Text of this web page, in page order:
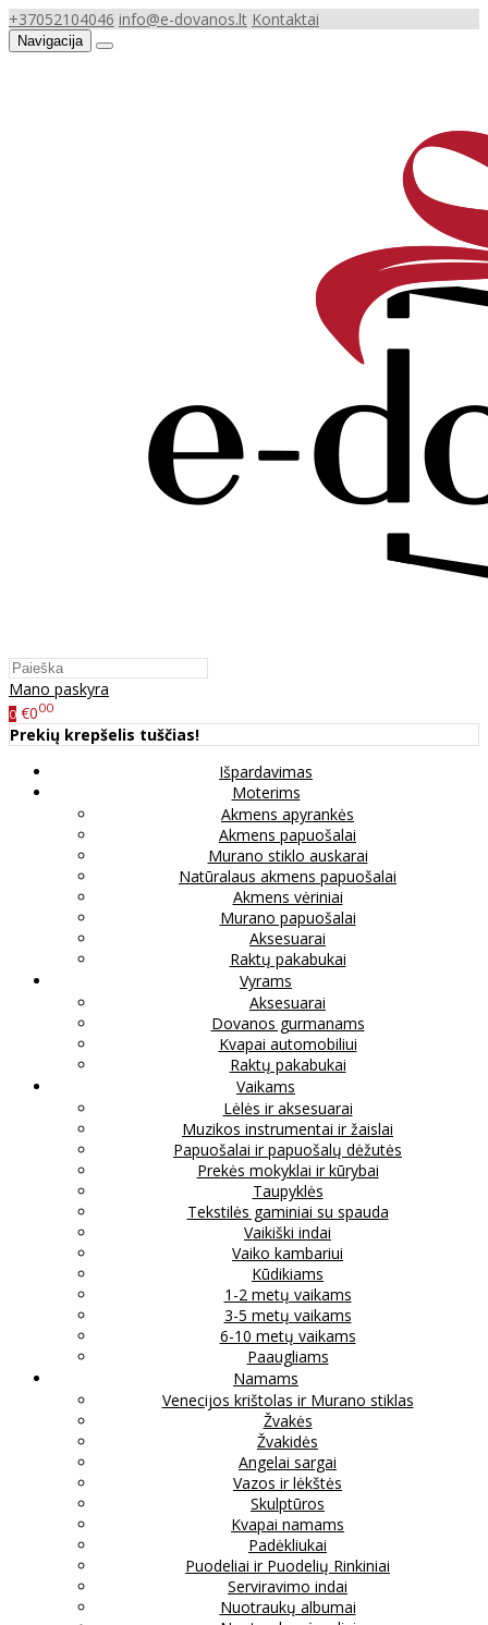
+37052104046 info@e-dovanos.lt Kontaktai
Navigacija
Mano paskyra
0 €000
Prekių krepšelis tuščias!
Išpardavimas
Moterims
Akmens apyrankės
Akmens papuošalai
Murano stiklo auskarai
Natūralaus akmens papuošalai
Akmens vėriniai
Murano papuošalai
Aksesuarai
Raktų pakabukai
Vyrams
Aksesuarai
Dovanos gurmanams
Kvapai automobiliui
Raktų pakabukai
Vaikams
Lėlės ir aksesuarai
Muzikos instrumentai ir žaislai
Papuošalai ir papuošalų dėžutės
Prekės mokyklai ir kūrybai
Taupyklės
Tekstilės gaminiai su spauda
Vaikiški indai
Vaiko kambariui
Kūdikiams
1-2 metų vaikams
3-5 metų vaikams
6-10 metų vaikams
Paaugliams
Namams
Venecijos krištolas ir Murano stiklas
Žvakės
Žvakidės
Angelai sargai
Vazos ir lėkštės
Skulptūros
Kvapai namams
Padėkliukai
Puodeliai ir Puodelių Rinkiniai
Serviravimo indai
Nuotraukų albumai